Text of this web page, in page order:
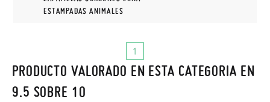
ESTAMPADAS ANIMALES
1
PRODUCTO VALORADO EN ESTA CATEGORIA EN
9.5 SOBRE 10